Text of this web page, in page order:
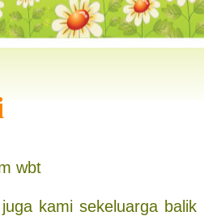
wbt
kami sekeluarga